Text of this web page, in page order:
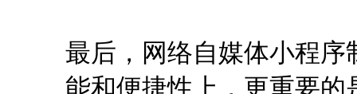
最后，网络自媒体小程
能和便捷性上，更重要